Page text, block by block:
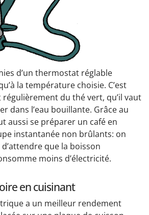
d’un thermostat réglable
la température choisie. C’est
du thé vert, qu’il vaut
dans l’eau bouillante. Grâce au
aussi se préparer un café en
instantanée non brûlants: on
que la boisson
moins d’électricité.
en cuisinant
a un meilleur rendement